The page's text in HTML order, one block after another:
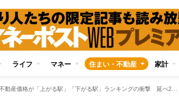
ライフ マネー 住まい・不動産 家計
練馬区・不動産価格が「上がる駅」「下がる駅」ランキングの衝撃 延べ20駅のうち15駅が“人口減”予測に 西武池袋線依存が招いた構造的弱点を専門家が解説